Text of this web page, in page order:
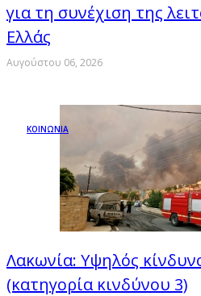
για τη συνέχιση της
Ελλάς
Αυγούστου 06, 2026
ΚΟΙΝΩΝΙΑ
Λακωνία: Υψηλός
(κατηγορία κινδύνου 3)